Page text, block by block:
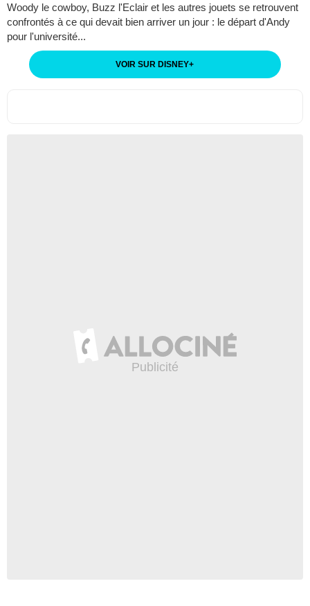
Woody le cowboy, Buzz l'Eclair et les autres jouets se retrouvent
confrontés à ce qui devait bien arriver un jour : le départ d'Andy
pour l'université...
VOIR SUR DISNEY+